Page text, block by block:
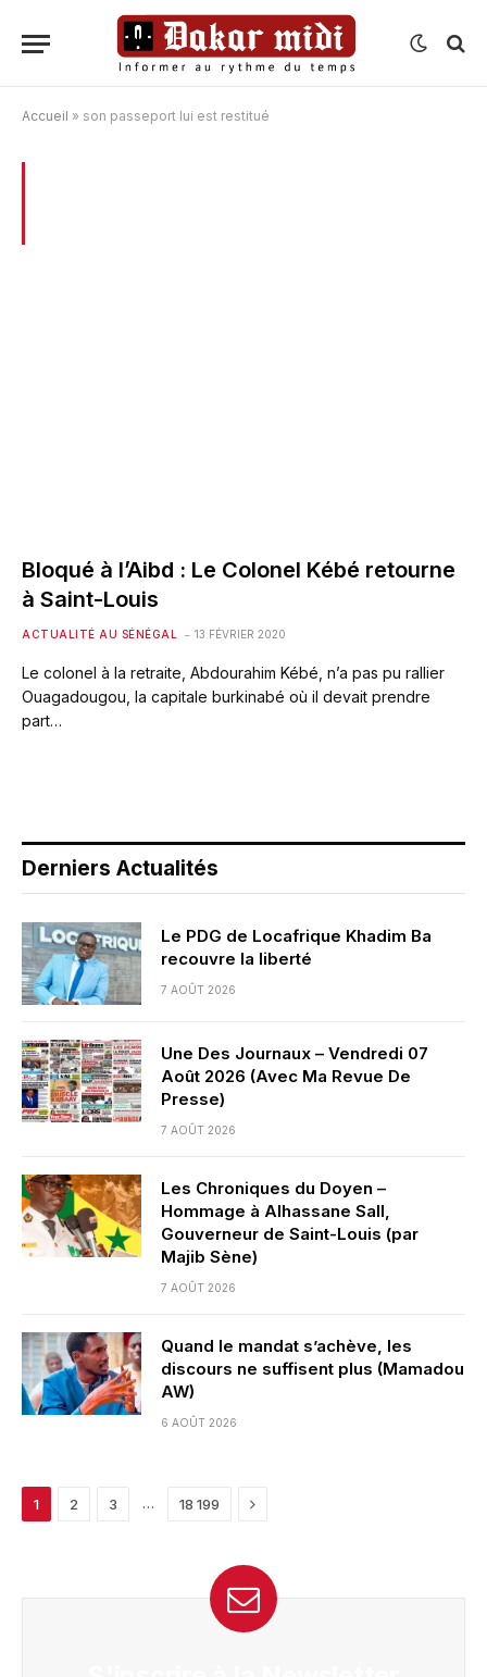
Accueil » son passeport lui est restitué
Bloqué à l’Aibd : Le Colonel Kébé retourne
à Saint-Louis
ACTUALITÉ AU SÉNÉGAL 13 FÉVRIER 2020
Le colonel à la retraite, Abdourahim Kébé, n’a pas pu rallier
Ouagadougou, la capitale burkinabé où il devait prendre
part…
Derniers Actualités
Le PDG de Locafrique Khadim Ba
recouvre la liberté
7 AOÛT 2026
Une Des Journaux – Vendredi 07
Août 2026 (Avec Ma Revue De
Presse)
7 AOÛT 2026
Les Chroniques du Doyen –
Hommage à Alhassane Sall,
Gouverneur de Saint-Louis (par
Majib Sène)
7 AOÛT 2026
Quand le mandat s’achève, les
discours ne suffisent plus (Mamadou
AW)
6 AOÛT 2026
1 2 3 … 18 199 Next